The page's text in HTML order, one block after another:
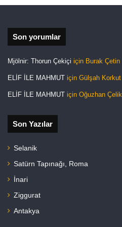
Son yorumlar
Mjölnir: Thorun Çekiçi için Burak Çetin
ELİF İLE MAHMUT için Gülşah Korkut
ELİF İLE MAHMUT için Oğuzhan Çelik
Son Yazılar
Selanik
Satürn Tapınağı, Roma
İnari
Ziggurat
Antakya